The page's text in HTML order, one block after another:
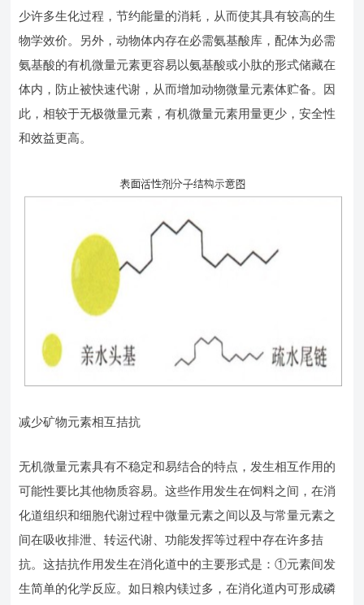
少许多生化过程，节约能量的消耗，从而使其具有较高的生
物学效价。另外，动物体内存在必需氨基酸库，配体为必需
氨基酸的有机微量元素更容易以氨基酸或小肽的形式储藏在
体内，防止被快速代谢，从而增加动物微量元素体贮备。因
此，相较于无极微量元素，有机微量元素用量更少，安全性
和效益更高。
减少矿物元素相互拮抗
无机微量元素具有不稳定和易结合的特点，发生相互作用的
可能性要比其他物质容易。这些作用发生在饲料之间，在消
化道组织和细胞代谢过程中微量元素之间以及与常量元素之
间在吸收排泄、转运代谢、功能发挥等过程中存在许多拮
抗。这拮抗作用发生在消化道中的主要形式是：①元素间发
生简单的化学反应。如日粮内镁过多，在消化道内可形成磷